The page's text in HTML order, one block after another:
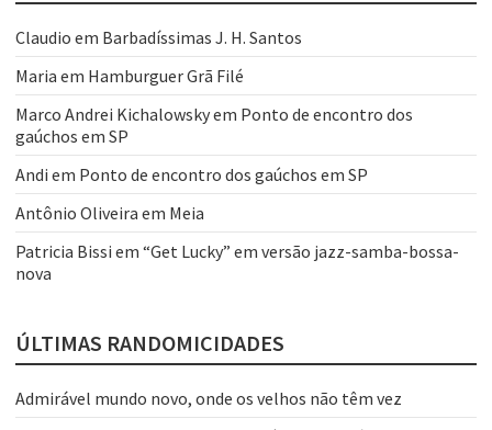
Claudio em Barbadíssimas J. H. Santos
Maria em Hamburguer Grã Filé
Marco Andrei Kichalowskyem Ponto de encontro dos
gaúchos em SP
Andi em Ponto de encontro dos gaúchos em SP
Antônio Oliveira em Meia
Patricia Bissi em “Get Lucky” em versão jazz-samba-bossa-
nova
ÚLTIMAS RANDOMICIDADES
Admirável mundo novo, onde os velhos não têm vez